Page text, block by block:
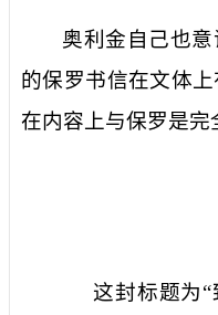
奥利金自己也
的保罗书信在文体
在内容上与保罗是完
这封标题为